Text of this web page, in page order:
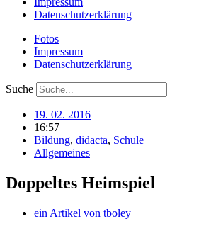
Datenschutzerklärung
Fotos
Impressum
Datenschutzerklärung
Suche
19. 02. 2016
16:57
Bildung, didacta, Schule
Allgemeines
Doppeltes Heimspiel
ein Artikel von tboley